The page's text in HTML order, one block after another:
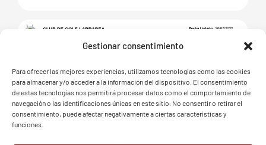
Gestionar consentimiento
Para ofrecer las mejores experiencias, utilizamos tecnologías como las cookies
para almacenar y/o acceder a la información del dispositivo. El consentimiento
de estas tecnologías nos permitirá procesar datos como el comportamiento de
navegación o las identificaciones únicas en este sitio. No consentir o retirar el
consentimiento, puede afectar negativamente a ciertas características y
funciones.